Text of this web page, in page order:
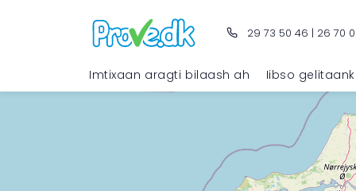
29 73 50 46 | 26 70
Imtixaan aragti bilaash ah Iibso